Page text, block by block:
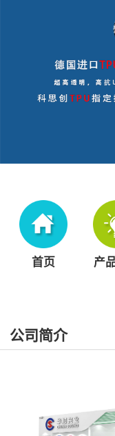
首页 产
公司简介